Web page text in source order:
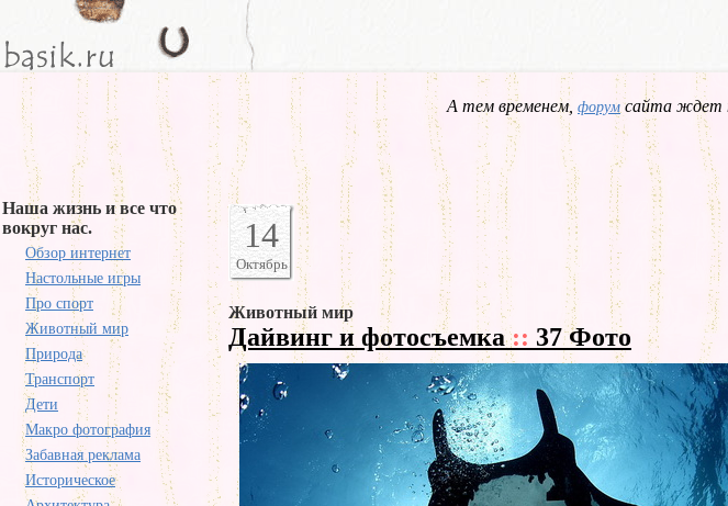
А тем временем, форум сайта ждет
Наша жизнь и все что
вокруг нас.
Обзор интернет
Настольные игры
Про спорт
Животный мир
Природа
Транспорт
Дети
Макро фотография
Забавная реклама
Историческое
14
Октябрь
Животный мир
Дайвинг и фотосъемка:: 37 Фото